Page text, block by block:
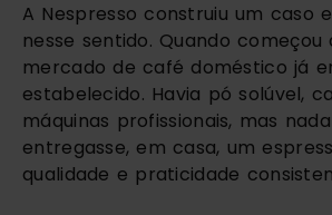
A Nespresso construiu um caso
nesse sentido. Quando começou
mercado de café doméstico já
estabelecido. Havia pó solúvel,
máquinas profissionais, mas
entregasse, em casa, um
qualidade e praticidade